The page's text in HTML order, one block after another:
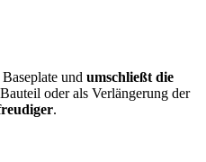
und umschließt die
oder als Verlängerung der
.